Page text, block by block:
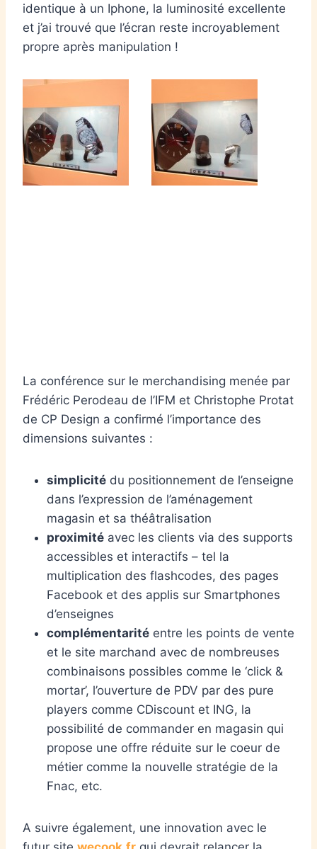
identique à un Iphone, la luminosité excellente
et j’ai trouvé que l’écran reste incroyablement
propre après manipulation !
La conférence sur le merchandising menée par
Frédéric Perodeau de l’IFM et Christophe Protat
de CP Design a confirmé l’importance des
dimensions suivantes :
simplicité du positionnement de l’enseigne
dans l’expression de l’aménagement
magasin et sa théâtralisation
proximité avec les clients via des supports
accessibles et interactifs – tel la
multiplication des flashcodes, des pages
Facebook et des applis sur Smartphones
d’enseignes
complémentarité entre les points de vente
et le site marchand avec de nombreuses
combinaisons possibles comme le ‘click &
mortar’, l’ouverture de PDV par des pure
players comme CDiscount et ING, la
possibilité de commander en magasin qui
propose une offre réduite sur le coeur de
métier comme la nouvelle stratégie de la
Fnac, etc.
A suivre également, une innovation avec le